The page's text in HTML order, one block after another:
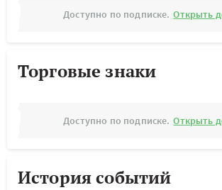
Доступно по подписке. Открыть
Торговые знаки
Доступно по подписке. Открыть
История событий